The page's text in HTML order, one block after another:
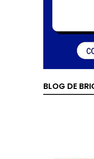
BLOG DE